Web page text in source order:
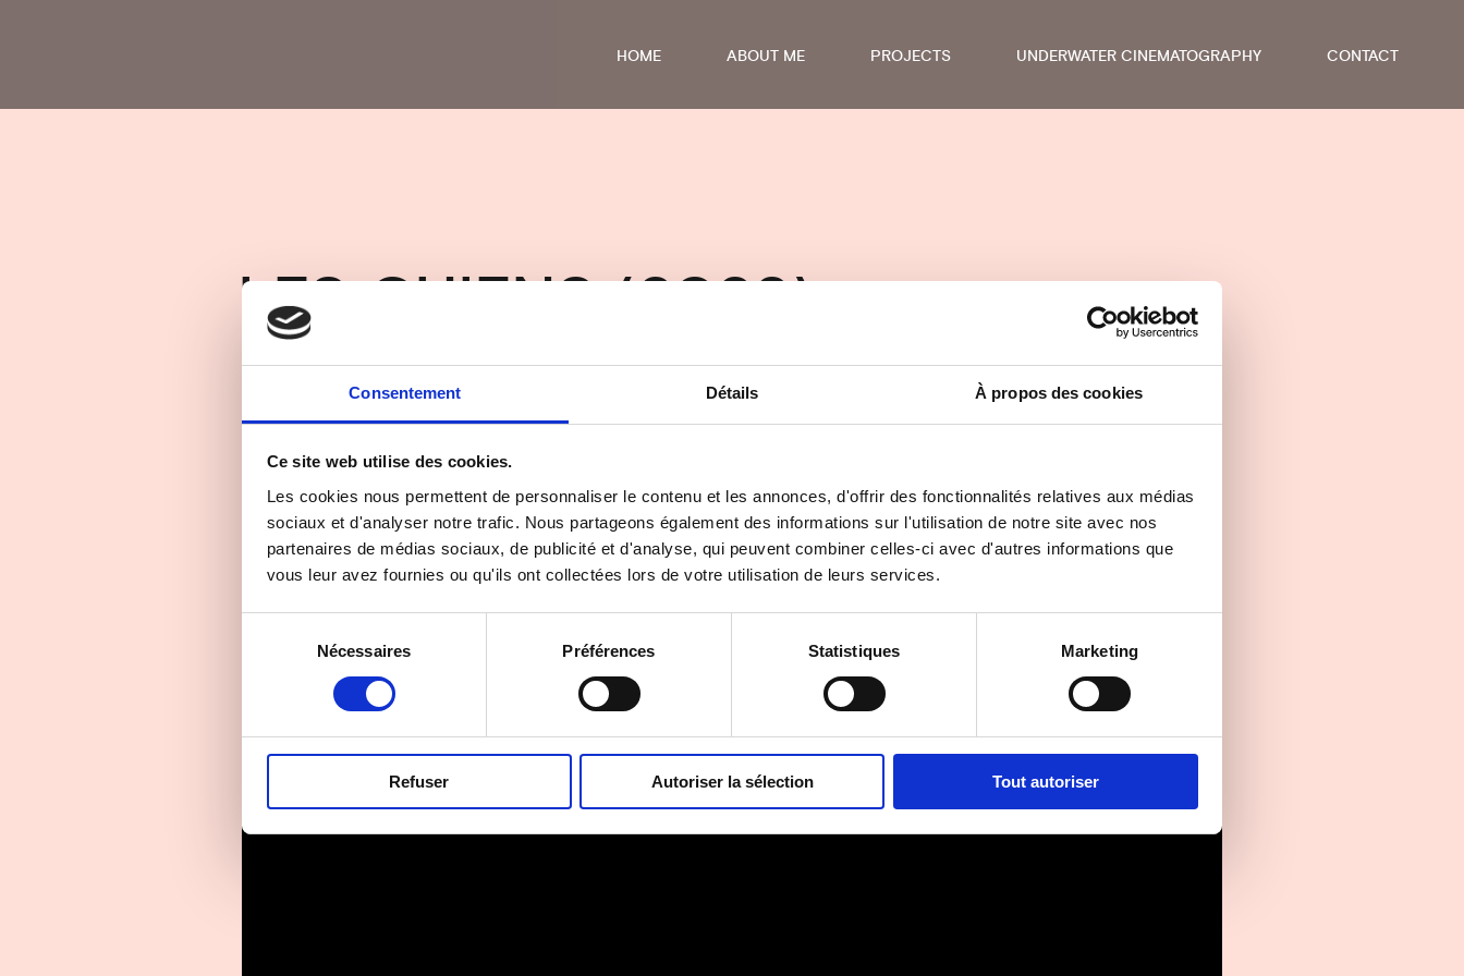
Consentement Détails À propos des cookies
Ce site web utilise des cookies.
Les cookies nous permettent de personnaliser le contenu et les annonces, d'offrir des fonctionnalités relatives aux médias
sociaux et d'analyser notre trafic. Nous partageons également des informations sur l'utilisation de notre site avec nos
partenaires de médias sociaux, de publicité et d'analyse, qui peuvent combiner celles-ci avec d'autres informations que
vous leur avez fournies ou qu'ils ont collectées lors de votre utilisation de leurs services.
consentement
Nécessaires Préférences Statistiques Marketing
Refuser Autoriser la sélection Tout autoriser
HOME ABOUT ME PROJECTS UNDERWATER CINEMATOGRAPHY CONTACT
LES CHIENS (2022)
Production: Stunocorp